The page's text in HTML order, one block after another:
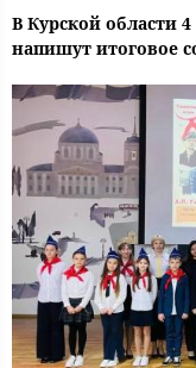
В Курской области
напишут итоговое